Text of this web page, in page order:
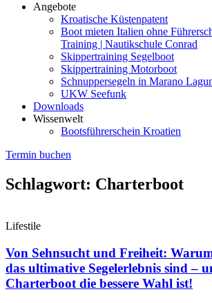
Angebote
Kroatische Küstenpatent
Boot mieten Italien ohne
Training | Nautikschule Conrad
Skippertraining Segelboot
Skippertraining Motorboot
Schnuppersegeln in Marano
UKW Seefunk
Downloads
Wissenwelt
Bootsführerschein Kroatien
Termin buchen
Schlagwort: Charterboot
Lifestile
Von Sehnsucht und Freiheit:
das ultimative Segelerlebnis sind –
Charterboot die bessere Wahl ist!